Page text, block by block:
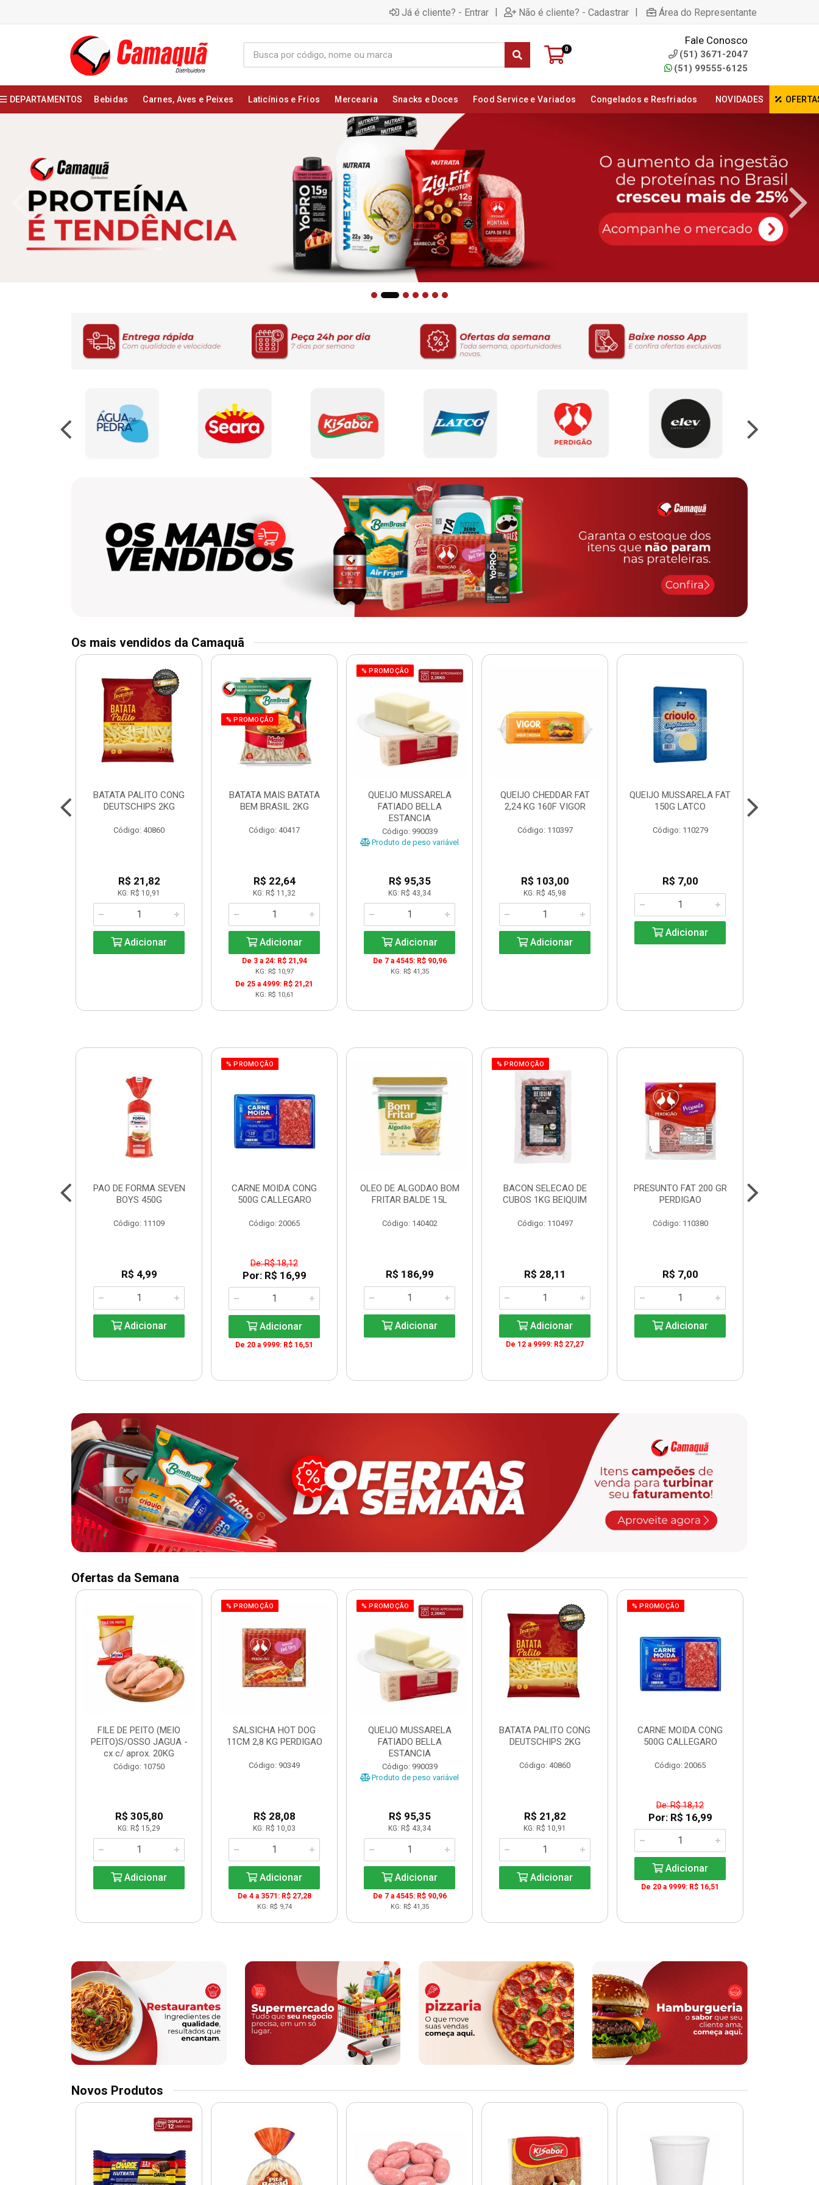
Já é cliente? - Entrar | Não é cliente? - Cadastrar | Área do Representante
0
Fale Conosco
(51) 3671-2047
(51) 99555-6125
DEPARTAMENTOS Bebidas Carnes, Aves e Peixes Laticínios e Frios Mercearia Snacks e Doces Food Service e Variados Congelados e Resfriados NOVIDADES
Os mais vendidos da Camaquã
BATATA PALITO CONG
DEUTSCHIPS 2KG
Código: 40860
R$ 21,82
KG: R$ 10,91
Adicionar
% PROMOÇÃO
BATATA MAIS BATATA
BEM BRASIL 2KG
Código: 40417
R$ 22,64
KG: R$ 11,32
Adicionar
De 3 a 24: R$ 21,94
KG: R$ 10,97
De 25 a 4999: R$ 21,21
KG: R$ 10,61
% PROMOÇÃO
QUEIJO MUSSARELA
FATIADO BELLA
ESTANCIA
Código: 990039
Produto de peso variável
R$ 95,35
KG: R$ 43,34
Adicionar
De 7 a 4545: R$ 90,96
KG: R$ 41,35
QUEIJO CHEDDAR FAT
2,24 KG 160F VIGOR
Código: 110397
R$ 103,00
KG: R$ 45,98
Adicionar
QUEIJO MUSSARELA FAT
150G LATCO
Código: 110279
R$ 7,00
Adicionar
PAO DE FORMA SEVEN
BOYS 450G
Código: 11109
R$ 4,99
Adicionar
% PROMOÇÃO
CARNE MOIDA CONG
500G CALLEGARO
Código: 20065
De: R$ 18,12
Por: R$ 16,99
Adicionar
De 20 a 9999: R$ 16,51
OLEO DE ALGODAO BOM
FRITAR BALDE 15L
Código: 140402
R$ 186,99
Adicionar
% PROMOÇÃO
BACON SELECAO DE
CUBOS 1KG BEIQUIM
Código: 110497
R$ 28,11
Adicionar
De 12 a 9999: R$ 27,27
PRESUNTO FAT 200 GR
PERDIGAO
Código: 110380
R$ 7,00
Adicionar
Ofertas da Semana
FILE DE PEITO (MEIO
PEITO)S/OSSO JAGUA -
cx c/ aprox. 20KG
Código: 10750
R$ 305,80
KG: R$ 15,29
Adicionar
% PROMOÇÃO
SALSICHA HOT DOG
11CM 2,8 KG PERDIGAO
Código: 90349
R$ 28,08
KG: R$ 10,03
Adicionar
De 4 a 3571: R$ 27,28
KG: R$ 9,74
% PROMOÇÃO
QUEIJO MUSSARELA
FATIADO BELLA
ESTANCIA
Código: 990039
Produto de peso variável
R$ 95,35
KG: R$ 43,34
Adicionar
De 7 a 4545: R$ 90,96
KG: R$ 41,35
BATATA PALITO CONG
DEUTSCHIPS 2KG
Código: 40860
R$ 21,82
KG: R$ 10,91
Adicionar
% PROMOÇÃO
CARNE MOIDA CONG
500G CALLEGARO
Código: 20065
De: R$ 18,12
Por: R$ 16,99
Adicionar
De 20 a 9999: R$ 16,51
Novos Produtos